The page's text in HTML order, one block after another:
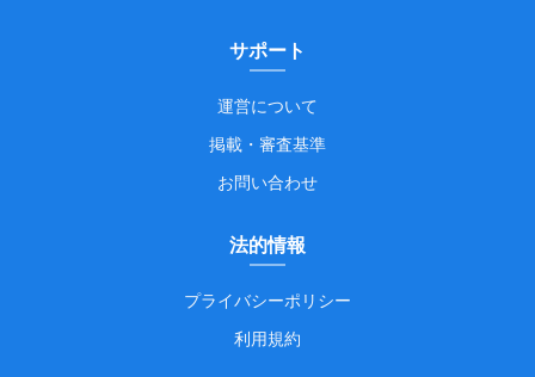
サポート
運営について
掲載・審査基準
お問い合わせ
法的情報
プライバシーポリシー
利用規約